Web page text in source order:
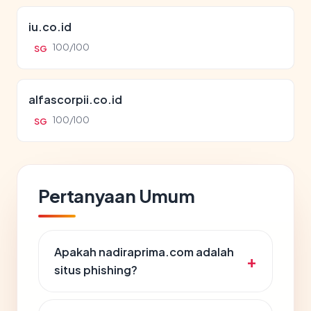
iu.co.id
SG 100/100
alfascorpii.co.id
SG 100/100
Pertanyaan Umum
Apakah nadiraprima.com adalah
situs phishing?